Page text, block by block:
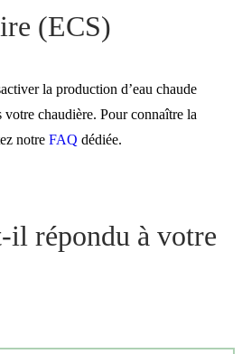
(ECS)
la production d’eau chaude
votre chaudière. Pour connaître la
notre FAQ dédiée.
il répondu à votre